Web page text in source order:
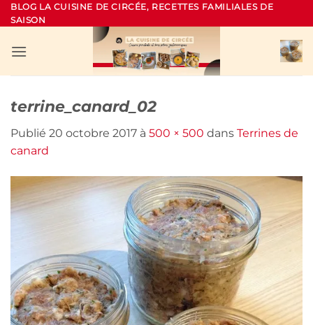
Passer
au
BLOG LA CUISINE DE CIRCÉE, RECETTES FAMILIALES DE
SAISON
terrine_canard_02
Publié 20 octobre 2017 à 500 × 500 dans Terrines de
canard